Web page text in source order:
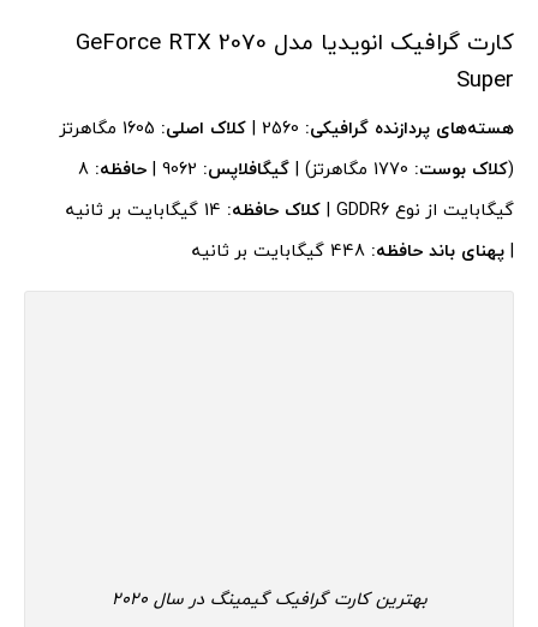
کارت گرافیک انویدیا مدل GeForce RTX 2070
Super
هسته‌های پردازنده گرافیکی: کلاک اصلی:
1605 مگاهرتز
(کلاک بوست: گیگافلاپس: حافظه: 8
گیگابایت از نوع GDDR6 |
کلاک حافظه:
14 گیگابایت بر ثانیه
| پهنای باند حافظه:
بهترین کارت گرافیک گیمینگ در سال 2020